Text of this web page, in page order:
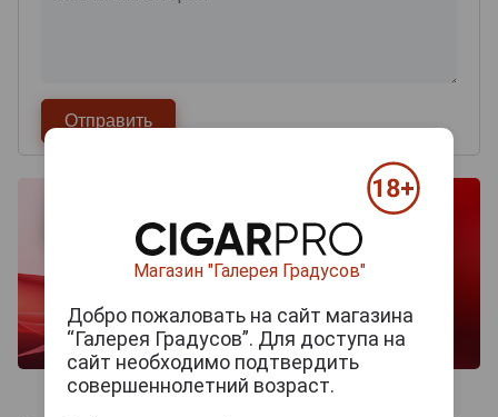
Магазин "Галерея Градусов"
Добро пожаловать на сайт магазина
“Галерея Градусов”. Для доступа на
сайт необходимо подтвердить
совершеннолетний возраст.